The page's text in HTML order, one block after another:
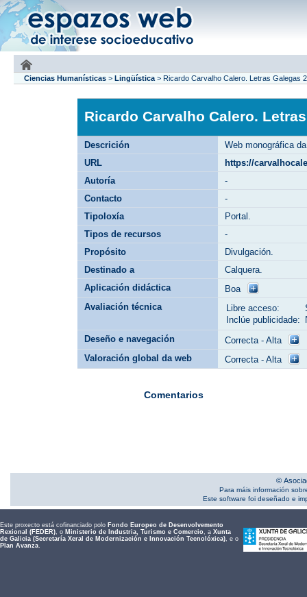
Ciencias Humanísticas > Lingüística > Ricardo Carvalho Calero. Letras Galegas
Ricardo Carvalho Calero.
Descrición
Web monográfica
URL
https://
Autoría
-
Contacto
-
Tipoloxía
Portal.
Tipos de recursos
-
Propósito
Divulgación.
Destinado a
Calquera.
Aplicación didáctica
Boa
Avaliación técnica
Libre acceso:
Inclúe publicidade:
Deseño e navegación
Correcta - Alta
Valoración global da web
Correcta - Alta
Comentarios
©
Para máis información
Este software foi deseñado e
Este proxecto está cofinanciado polo Fondo Europeo de Desenvolvemento
Rexional (FEDER), o Ministerio de Industria, Turismo e Comercio, a Xunta
de Galicia (Secretaría Xeral de Modernización e Innovación Tecnolóxica), e o
Plan Avanza.